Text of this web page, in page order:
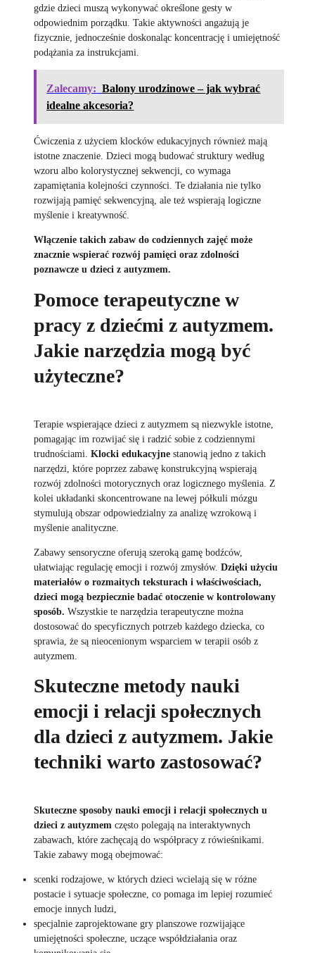
gdzie dzieci muszą wykonywać określone gesty w
odpowiednim porządku. Takie aktywności angażują je
fizycznie, jednocześnie doskonaląc koncentrację i umiejętność
podążania za instrukcjami.
Zalecamy: Balony urodzinowe – jak wybrać
idealne akcesoria?
Ćwiczenia z użyciem klocków edukacyjnych również mają
istotne znaczenie. Dzieci mogą budować struktury według
wzoru albo kolorystycznej sekwencji, co wymaga
zapamiętania kolejności czynności. Te działania nie tylko
rozwijają pamięć sekwencyjną, ale też wspierają logiczne
myślenie i kreatywność.
Włączenie takich zabaw do codziennych zajęć może
znacznie wspierać rozwój pamięci oraz zdolności
poznawcze u dzieci z autyzmem.
Pomoce terapeutyczne w
pracy z dziećmi z autyzmem.
Jakie narzędzia mogą być
użyteczne?
Terapie wspierające dzieci z autyzmem są niezwykle istotne,
pomagając im rozwijać się i radzić sobie z codziennymi
trudnościami. Klocki edukacyjne stanowią jedno z takich
narzędzi, które poprzez zabawę konstrukcyjną wspierają
rozwój zdolności motorycznych oraz logicznego myślenia. Z
kolei układanki skoncentrowane na lewej półkuli mózgu
stymulują obszar odpowiedzialny za analizę wzrokową i
myślenie analityczne.
Zabawy sensoryczne oferują szeroką gamę bodźców,
ułatwiając regulację emocji i rozwój zmysłów. Dzięki użyciu
materiałów o rozmaitych teksturach i właściwościach,
dzieci mogą bezpiecznie badać otoczenie w kontrolowany
sposób. Wszystkie te narzędzia terapeutyczne można
dostosować do specyficznych potrzeb każdego dziecka, co
sprawia, że są nieocenionym wsparciem w terapii osób z
autyzmem.
Skuteczne metody nauki
emocji i relacji społecznych
dla dzieci z autyzmem. Jakie
techniki warto zastosować?
Skuteczne sposoby nauki emocji i relacji społecznych u
dzieci z autyzmem często polegają na interaktywnych
zabawach, które zachęcają do współpracy z rówieśnikami.
Takie zabawy mogą obejmować:
scenki rodzajowe, w których dzieci wcielają się w różne
postacie i sytuacje społeczne, co pomaga im lepiej rozumieć
emocje innych ludzi,
specjalnie zaprojektowane gry planszowe rozwijające
umiejętności społeczne, uczące współdziałania oraz